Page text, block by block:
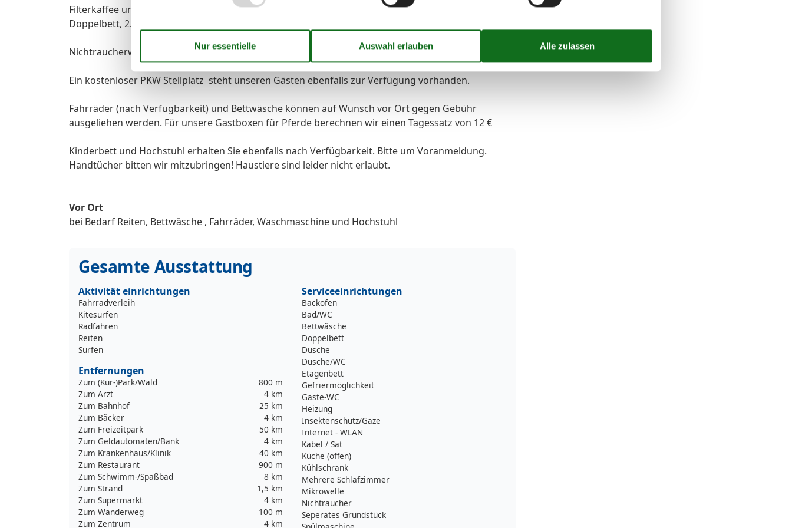
Filterkaffee und eine Tassimo Kaffemaschine, Toaster, Wasserkocher, Essecke, 1.Schlafzimmer mit
Doppelbett, 2. Schlafzimmer mit Doppelstockbett, Bad mit Waschbecken Dusche und WC.
Nichtraucherwohnung !
Ein kostenloser PKW Stellplatz steht unseren Gästen ebenfalls zur Verfügung vorhanden.
Fahrräder (nach Verfügbarkeit) und Bettwäsche können auf Wunsch vor Ort gegen Gebühr
ausgeliehen werden. Für unsere Gastboxen für Pferde berechnen wir einen Tagessatz von 12 €
Kinderbett und Hochstuhl erhalten Sie ebenfalls nach Verfügbarkeit. Bitte um Voranmeldung.
Handtücher bitten wir mitzubringen! Haustiere sind leider nicht erlaubt.
Vor Ort
bei Bedarf Reiten, Bettwäsche , Fahrräder, Waschmaschine und Hochstuhl
Gesamte Ausstattung
Aktivität einrichtungen
Fahrradverleih
Kitesurfen
Radfahren
Reiten
Surfen
Entfernungen
Zum (Kur-)Park/Wald
800 m
Zum Arzt
4 km
Zum Bahnhof
25 km
Zum Bäcker
4 km
Zum Freizeitpark
50 km
Zum Geldautomaten/Bank
4 km
Zum Krankenhaus/Klinik
40 km
Zum Restaurant
900 m
Zum Schwimm-/Spaßbad
8 km
Zum Strand
1,5 km
Zum Supermarkt
4 km
Zum Wanderweg
100 m
Zum Zentrum
4 km
Serviceeinrichtungen
Backofen
Bad/WC
Bettwäsche
Doppelbett
Dusche
Dusche/WC
Etagenbett
Gefriermöglichkeit
Gäste-WC
Heizung
Insektenschutz/Gaze
Internet - WLAN
Kabel / Sat
Küche (offen)
Kühlschrank
Mehrere Schlafzimmer
Mikrowelle
Nichtraucher
Seperates Grundstück